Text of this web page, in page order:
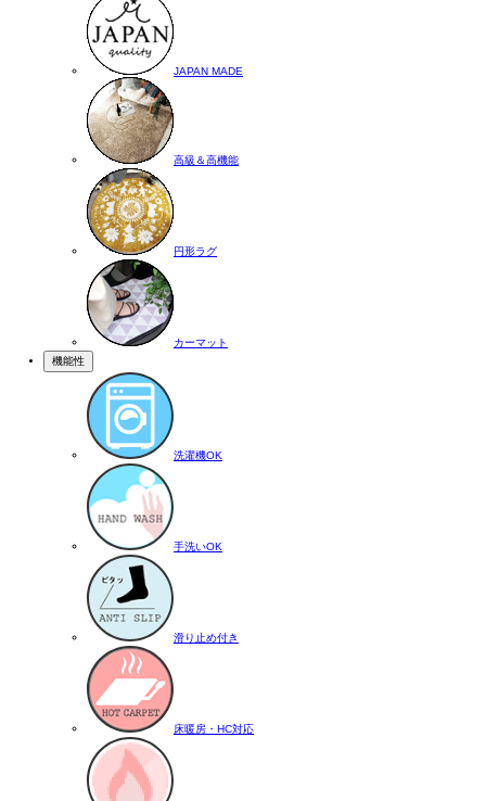
JAPAN MADE
高級＆高機能
円形ラグ
カーマット
機能性
洗濯機OK
手洗いOK
滑り止め付き
床暖房・HC対応